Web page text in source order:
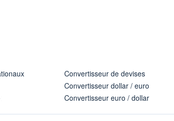
Convertisseur de devises
Convertisseur dollar / euro
Convertisseur euro / dollar